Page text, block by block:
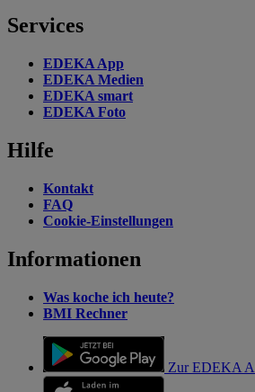
Services
EDEKA App
EDEKA Medien
EDEKA smart
EDEKA Foto
Hilfe
Kontakt
FAQ
Cookie-Einstellungen
Informationen
Was koche ich heute?
BMI Rechner
Zur EDEKA